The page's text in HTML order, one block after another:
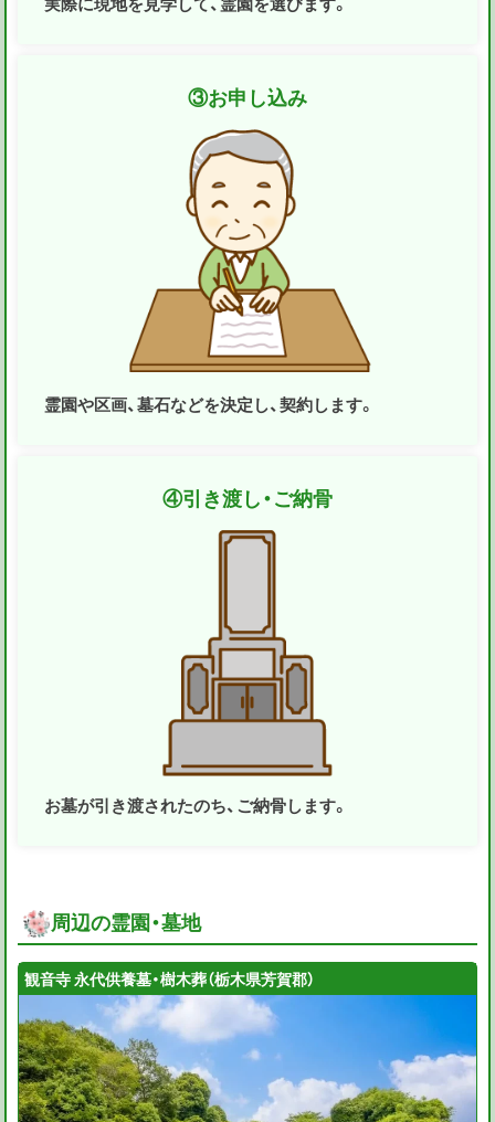
③お申し込み
霊園や区画、墓石などを決定し、契約します。
④引き渡し・ご納骨
お墓が引き渡されたのち、ご納骨します。
周辺の霊園・墓地
観音寺 永代供養墓・樹木葬（栃木県芳賀郡）